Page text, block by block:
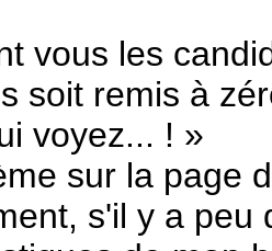
vous les
soit remis à
voyez... ! »
sur la page
s'il y a